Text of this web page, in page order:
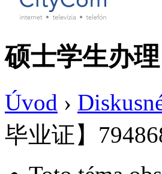
硕士学生办
Úvod ›
毕业证】